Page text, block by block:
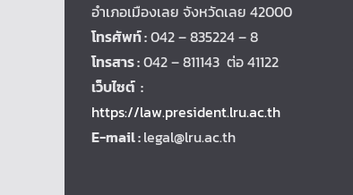
อำเภอเมืองเลย จังหวัดเลย 42000
โทรศัพท์ :042 – 835224 – 8
โทรสาร :042 – 811143 ต่อ 41122
เว็บไซต์ :
https://law.president.lru.ac.th
E-mail :legal@lru.ac.th